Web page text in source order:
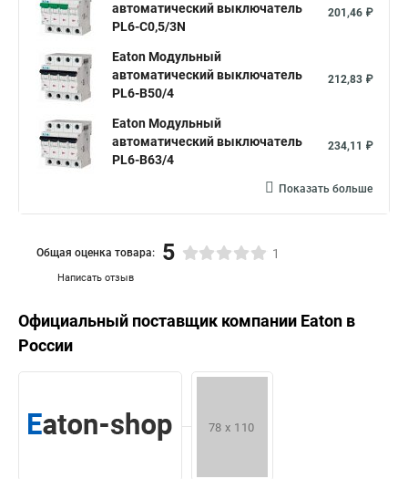
автоматический выключатель
PL6-C0,5/3N
201,46 ₽
Eaton Модульный
автоматический выключатель
PL6-B50/4
212,83 ₽
Eaton Модульный
автоматический выключатель
PL6-B63/4
234,11 ₽
Показать больше
Написать отзыв
Общая оценка товара: 5 1
Официальный поставщик компании Eaton в
России